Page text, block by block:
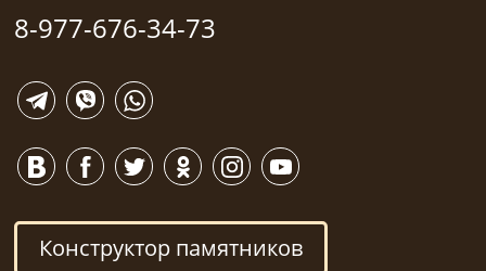
8-977-676-34-73
Конструктор памятников